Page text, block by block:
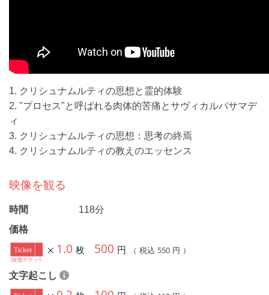
1. クリシュナムルティの思想と霊的体験
2. "プロセス"と呼ばれる肉体的苦痛とサヴィカルパサマデ
ィ
3. クリシュナムルティの思想：思考の終焉
4. クリシュナムルティの教えのエッセンス
映像を観る
時間
118分
価格
1.0 枚 500 円 （ 税込 550 円 ）
文字起こし